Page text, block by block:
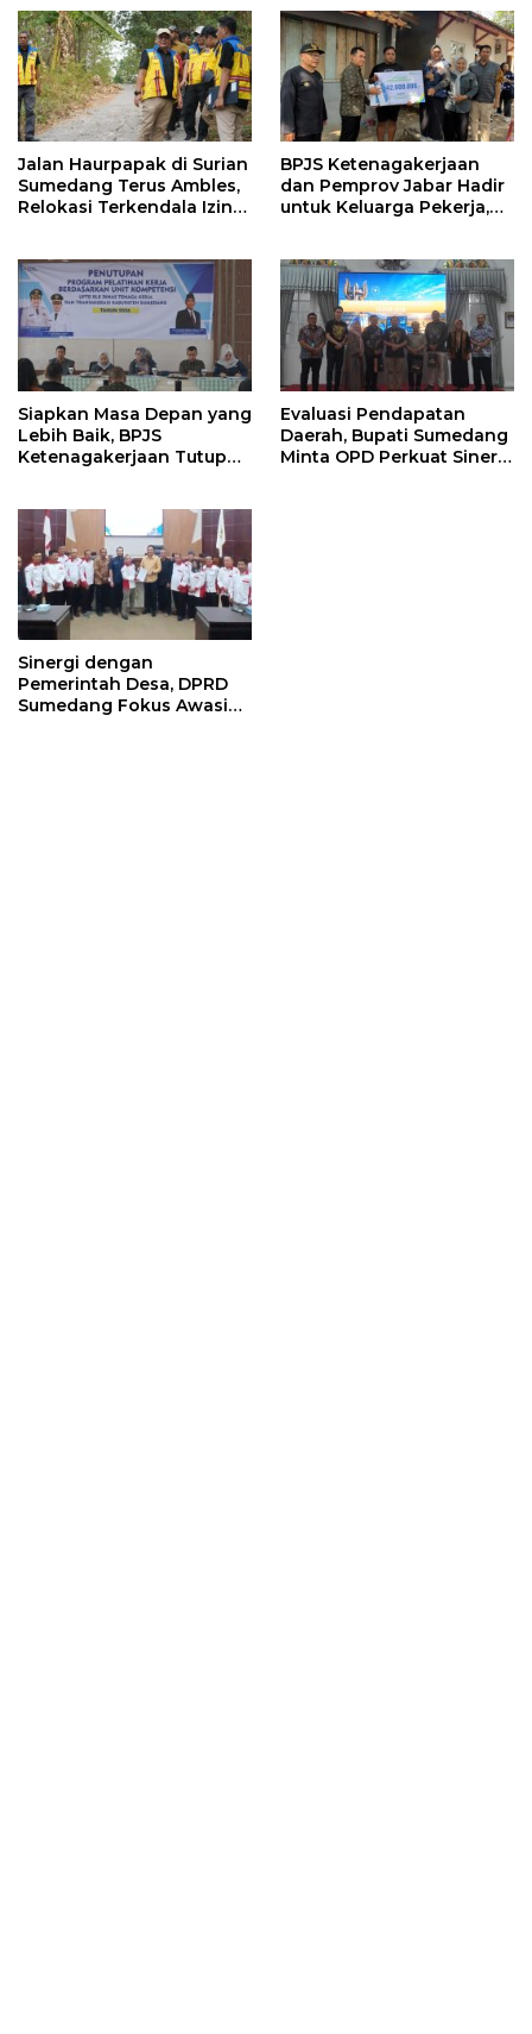
Jalan Haurpapak di Surian
Sumedang Terus Ambles,
Relokasi Terkendala Izin
BPJS Ketenagakerjaan
dan Pemprov Jabar Hadir
untuk Keluarga Pekerja,
Siapkan Masa Depan yang
Lebih Baik, BPJS
Ketenagakerjaan Tutup
Evaluasi Pendapatan
Daerah, Bupati Sumedang
Minta OPD Perkuat Sinergi
Sinergi dengan
Pemerintah Desa, DPRD
Sumedang Fokus Awasi